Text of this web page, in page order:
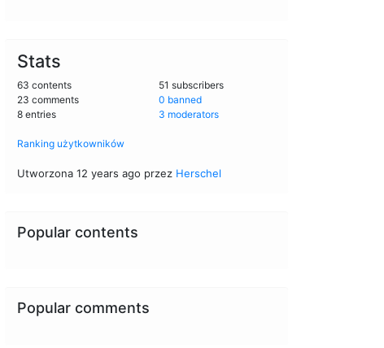
Stats
63 contents
23 comments
8 entries
51 subscribers
0 banned
3 moderators
Ranking użytkowników
Utworzona 12 years ago przez Herschel
Popular contents
Popular comments